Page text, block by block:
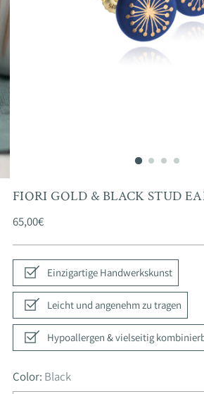
FIORI GOLD & BLACK STUD
Regular
65,00€
Einzigartige Handwerkskunst
Leicht und angenehm zu tragen
Hypoallergen & vielseitig
Color: Black